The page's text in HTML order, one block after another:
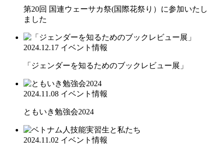
第20回 国連ウェーサカ祭(国際花祭り）に参加いたし
ました
2024.12.17 イベント情報
「ジェンダーを知るためのブックレビュー展」
2024.11.08 イベント情報
ともいき勉強会2024
2024.11.02 イベント情報